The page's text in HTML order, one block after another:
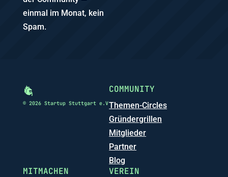
einmal im Monat, kein
Spam.
© 2026 Startup Stuttgart e.V
COMMUNITY
Themen-Circles
Gründergrillen
Mitglieder
Partner
Blog
MITMACHEN VEREIN